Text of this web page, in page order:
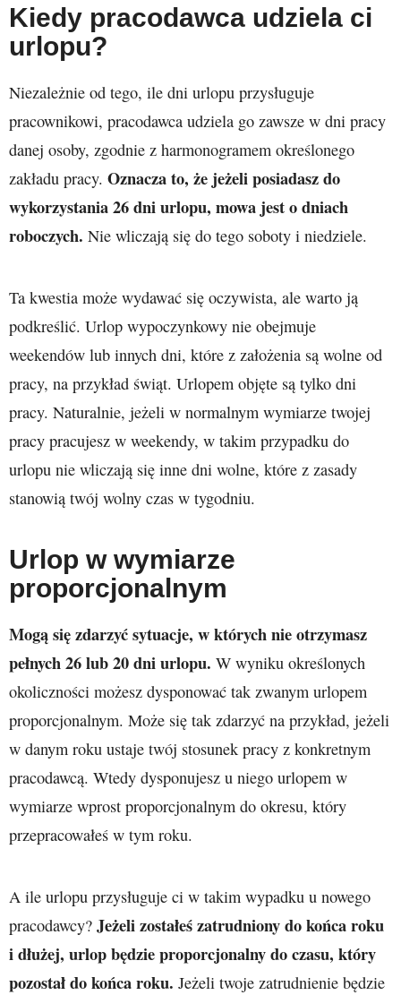
Kiedy pracodawca udziela ci
urlopu?
Niezależnie od tego, ile dni urlopu przysługuje
pracownikowi, pracodawca udziela go zawsze w dni pracy
danej osoby, zgodnie z harmonogramem określonego
zakładu pracy. Oznacza to, że jeżeli posiadasz do
wykorzystania 26 dni urlopu, mowa jest o dniach
roboczych. Nie wliczają się do tego soboty i niedziele.
Ta kwestia może wydawać się oczywista, ale warto ją
podkreślić. Urlop wypoczynkowy nie obejmuje
weekendów lub innych dni, które z założenia są wolne od
pracy, na przykład świąt. Urlopem objęte są tylko dni
pracy. Naturalnie, jeżeli w normalnym wymiarze twojej
pracy pracujesz w weekendy, w takim przypadku do
urlopu nie wliczają się inne dni wolne, które z zasady
stanowią twój wolny czas w tygodniu.
Urlop w wymiarze
proporcjonalnym
Mogą się zdarzyć sytuacje, w których nie otrzymasz
pełnych 26 lub 20 dni urlopu. W wyniku określonych
okoliczności możesz dysponować tak zwanym urlopem
proporcjonalnym. Może się tak zdarzyć na przykład, jeżeli
w danym roku ustaje twój stosunek pracy z konkretnym
pracodawcą. Wtedy dysponujesz u niego urlopem w
wymiarze wprost proporcjonalnym do okresu, który
przepracowałeś w tym roku.
A ile urlopu przysługuje ci w takim wypadku u nowego
pracodawcy? Jeżeli zostałeś zatrudniony do końca roku
i dłużej, urlop będzie proporcjonalny do czasu, który
pozostał do końca roku. Jeżeli twoje zatrudnienie będzie